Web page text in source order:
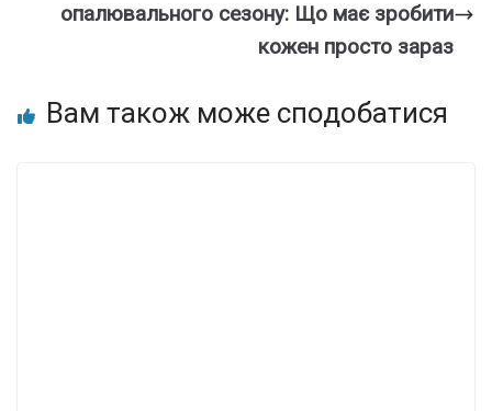
опалювального сезону: Що має зробити
кожен просто зараз
Вам також може сподобатися